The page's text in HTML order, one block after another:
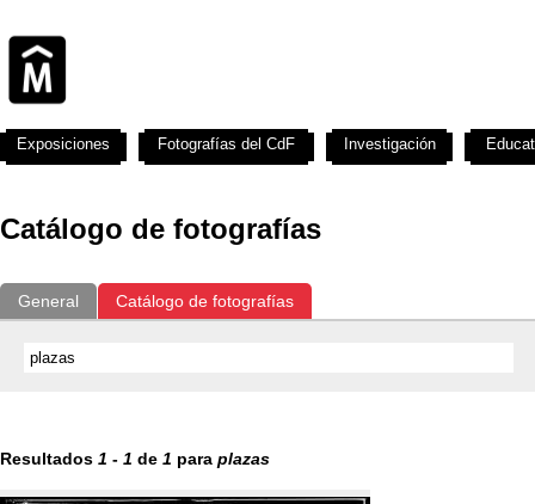
Catálogo de fotografías
General Catálogo de fotografías
Resultados 1 - 1 de 1 para plazas
Exposiciones Fotografías del CdF Investigación